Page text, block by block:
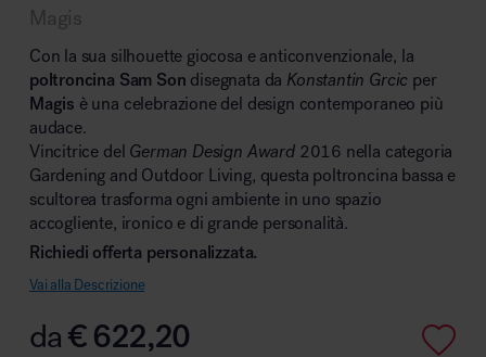
Area outdoor
Area hospitality
Magis
Con la sua silhouette giocosa e anticonvenzionale, la
poltroncina Sam Son disegnata da Konstantin Grcic per
Magis è una celebrazione del design contemporaneo più
audace.
Vincitrice del German Design Award2016 nella categoria
Gardening and Outdoor Living, questa poltroncina bassa e
scultorea trasforma ogni ambiente in uno spazio
accogliente, ironico e di grande personalità.
Richiedi offerta personalizzata.
Vai alla Descrizione
da€622,20